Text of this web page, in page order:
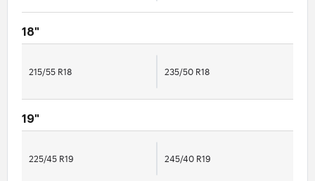
18"
215/55 R18 235/50 R18
19"
225/45 R19 245/40 R19